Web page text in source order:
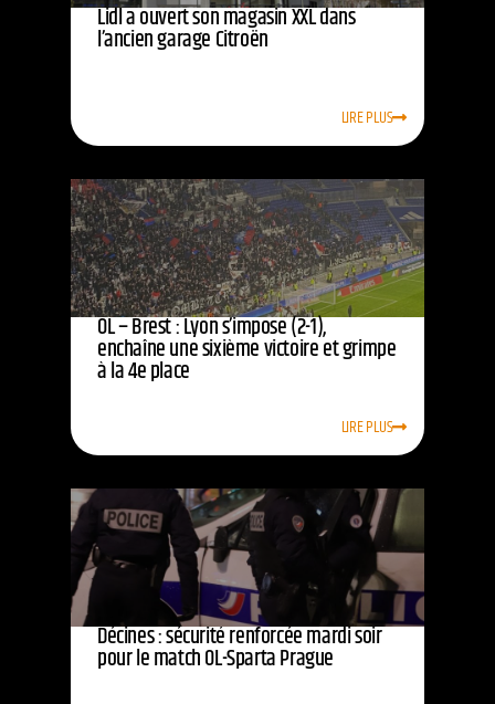
Lidl a ouvert son magasin XXL dans
l’ancien garage Citroën
LIRE PLUS
OL – Brest : Lyon s’impose (2-1),
enchaîne une sixième victoire et grimpe
à la 4e place
LIRE PLUS
Décines : sécurité renforcée mardi soir
pour le match OL-Sparta Prague